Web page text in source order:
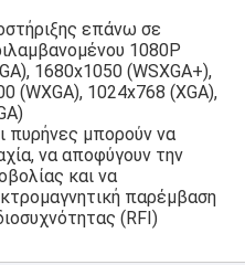
επάνω σε
1080P
1680x1050 (WSXGA+),
(WXGA), 1024x768 (XGA),
πυρήνες μπορούν να
να αποφύγουν την
και να
παρέμβαση
(RFI)